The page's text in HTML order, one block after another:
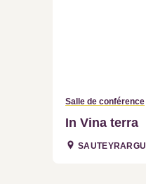
Salle de conférence
In Vina terra
SAUTEYRARGUES